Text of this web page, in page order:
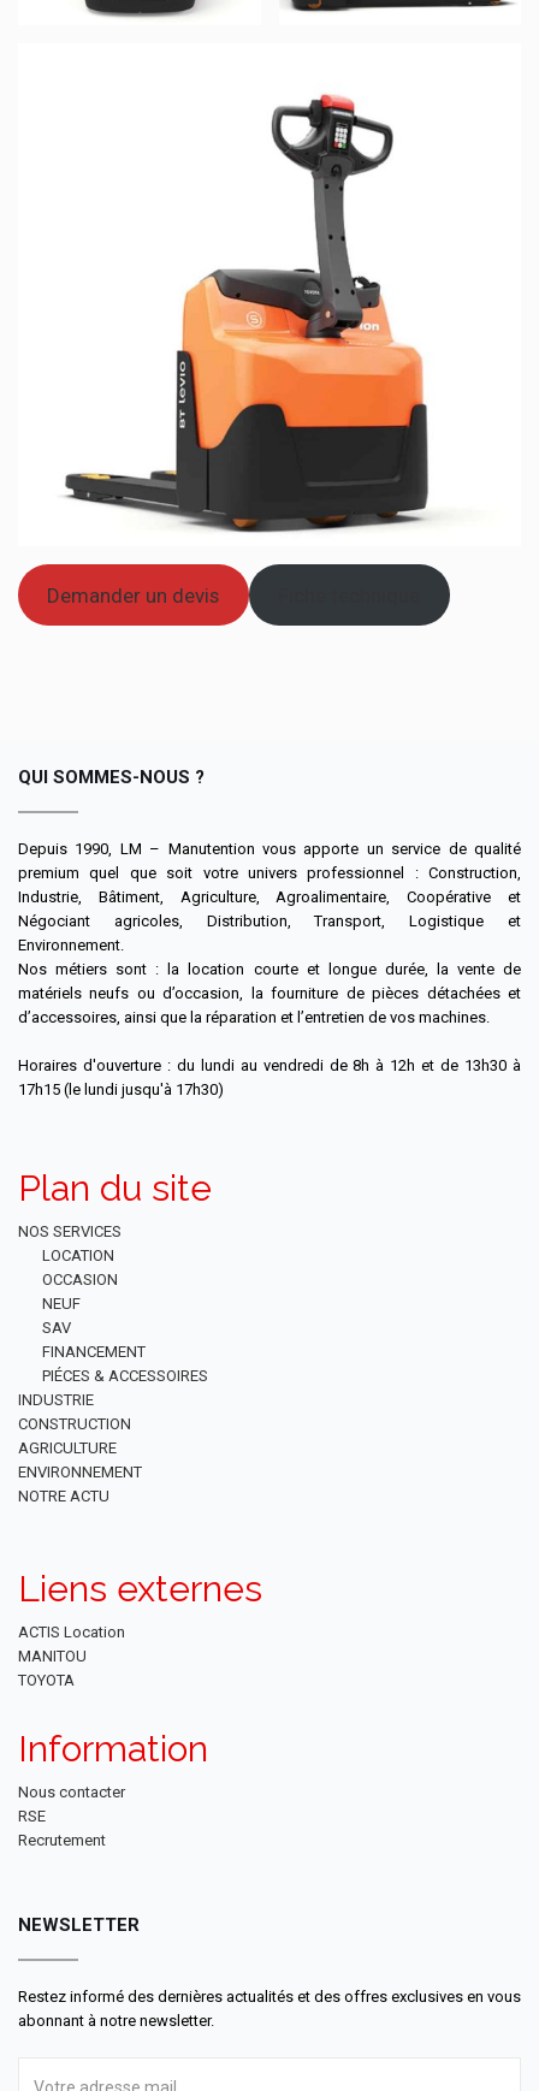
Demander un devis
QUI SOMMES-NOUS ?
Depuis 1990, LM – Manutention vous apporte un service de qualité
premium quel que soit votre univers professionnel : Construction,
Industrie, Bâtiment, Agriculture, Agroalimentaire, Coopérative et
Négociant agricoles, Distribution, Transport, Logistique et
Environnement.
Nos métiers sont : la location courte et longue durée, la vente de
matériels neufs ou d’occasion, la fourniture de pièces détachées et
d’accessoires, ainsi que la réparation et l’entretien de vos machines.
Horaires d'ouverture : du lundi au vendredi de 8h à 12h et de 13h30 à
17h15 (le lundi jusqu'à 17h30)
Plan du site
NOS SERVICES
LOCATION
OCCASION
NEUF
SAV
FINANCEMENT
PIÉCES & ACCESSOIRES
INDUSTRIE
CONSTRUCTION
AGRICULTURE
ENVIRONNEMENT
NOTRE ACTU
Liens externes
ACTIS Location
MANITOU
TOYOTA
Information
Nous contacter
RSE
Recrutement
NEWSLETTER
Restez informé des dernières actualités et des offres exclusives en vous
abonnant à notre newsletter.